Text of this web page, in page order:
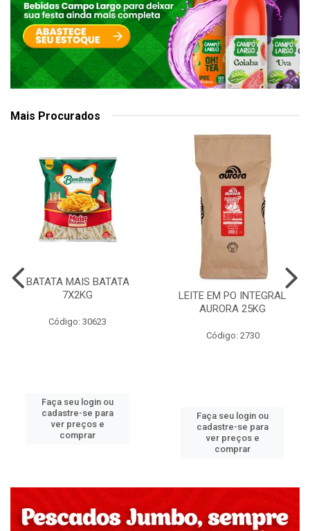
Mais Procurados
BATATA MAIS BATATA
7X2KG
Código: 30623
Faça seu login ou
cadastre-se para
ver preços e
comprar
LEITE EM PO INTEGRAL
AURORA 25KG
Código: 2730
Faça seu login ou
cadastre-se para
ver preços e
comprar